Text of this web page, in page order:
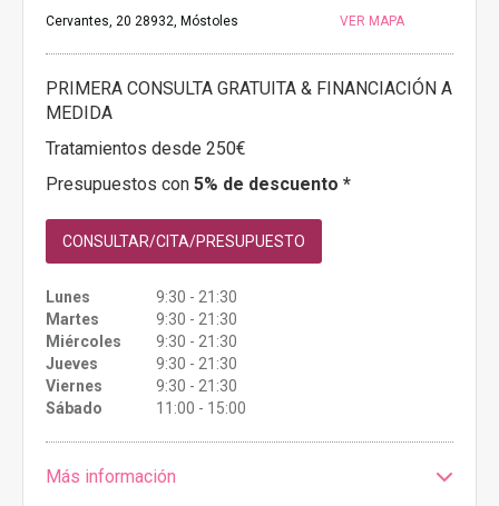
Cervantes, 20 28932, Móstoles VER MAPA
PRIMERA CONSULTA GRATUITA & FINANCIACIÓN A
MEDIDA
Tratamientos desde 250€
Presupuestos con 5% de descuento *
CONSULTAR/CITA/PRESUPUESTO
Lunes
9:30 - 21:30
Martes
9:30 - 21:30
Miércoles
9:30 - 21:30
Jueves
9:30 - 21:30
Viernes
9:30 - 21:30
Sábado
11:00 - 15:00
Más información